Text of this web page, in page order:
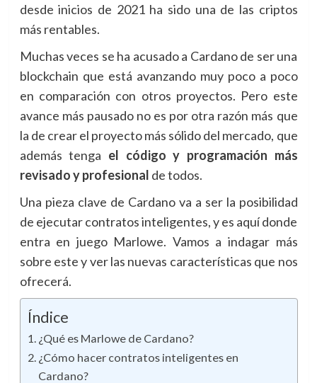
desde inicios de 2021 ha sido una de las criptos
más rentables.
Muchas veces se ha acusado a Cardano de ser una
blockchain que está avanzando muy poco a poco
en comparación con otros proyectos. Pero este
avance más pausado no es por otra razón más que
la de crear el proyecto más sólido del mercado, que
además tenga el código y programación más
revisado y profesional de todos.
Una pieza clave de Cardano va a ser la posibilidad
de ejecutar contratos inteligentes, y es aquí donde
entra en juego Marlowe. Vamos a indagar más
sobre este y ver las nuevas características que nos
ofrecerá.
Índice
¿Qué es Marlowe de Cardano?
¿Cómo hacer contratos inteligentes en
Cardano?